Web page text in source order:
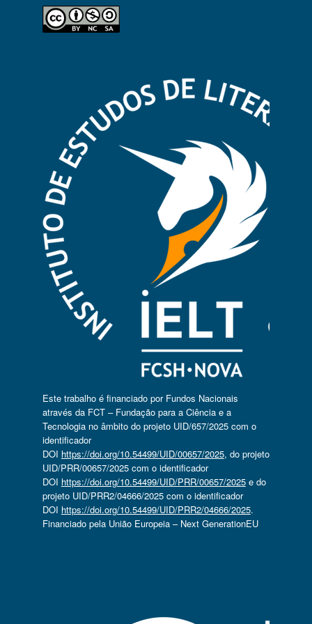
Este trabalho é financiado por Fundos Nacionais
através da FCT – Fundação para a Ciência e a
Tecnologia no âmbito do projeto UID/657/2025 com o
identificador
DOI https://doi.org/10.54499/UID/00657/2025, do projeto
UID/PRR/00657/2025 com o identificador
DOI https://doi.org/10.54499/UID/PRR/00657/2025e do
projeto UID/PRR2/04666/2025 com o identificador
DOI https://doi.org/10.54499/UID/PRR2/04666/2025.
Financiado pela União Europeia – Next GenerationEU